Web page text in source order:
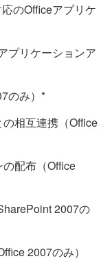
のOfficeアプリケ
プリケーションア
のみ）*
相互連携（Office
配布（Office
2007の
2007のみ）